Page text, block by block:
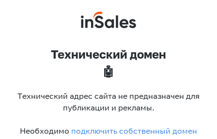
Технический домен
🤖
Технический адрес сайта не предназначен для
публикации и рекламы.
Необходимо подключить собственный домен